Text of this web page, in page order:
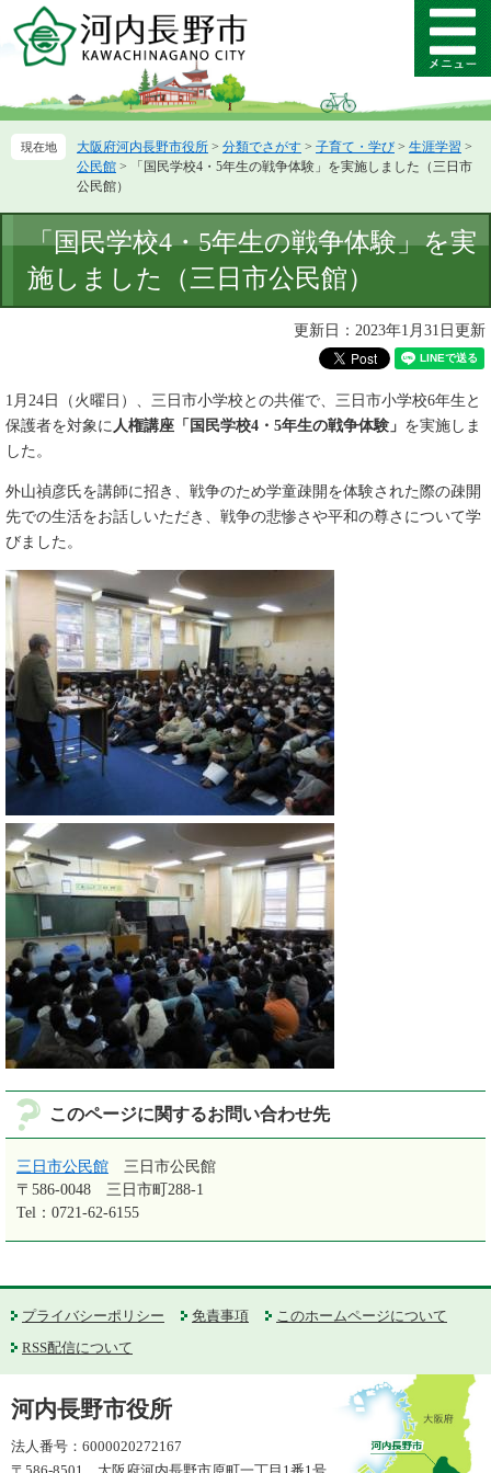
ー
先
ニ
を
本
文
メ
ニ
ー
大阪府河内長野市役所 > 分類でさがす > 子育て・学び > 生涯学習 >
公民館 >
「国民学校4・5年生の戦争体験」を実施しました（三日市
公民館）
文
「国民学校4・5年生の戦争体験」を実
施しました（三日市公民館）
更新日：2023年1月31日更新
1月24日（火曜日）、三日市小学校との共催で、三日市小学校6年生と
保護者を対象に 人権講座「国民学校4・5年生の戦争体験」 を実施しま
した。
外山禎彦氏を講師に招き、戦争のため学童疎開を体験された際の疎開
先での生活をお話しいただき、戦争の悲惨さや平和の尊さについて学
びました。
このページに関するお問い合わせ先
三日市公民館
三日市公民館
〒586-0048
三日市町288-1
Tel：0721-62-6155
プライバシーポリシー 免責事項
このホームページについて
RSS配信について
河内長野市役所
法人番号：6000020272167